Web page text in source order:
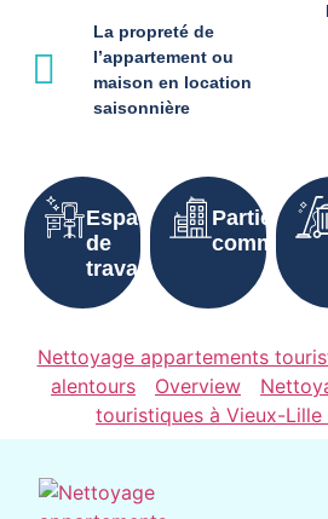
La propreté de
l’appartement ou
maison en location
saisonnière
Espaces
de
travail
Parties
communes
Nettoyage appartements
alentours
Overview
touristiques à Vieux-